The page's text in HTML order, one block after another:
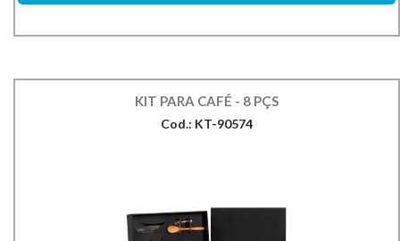
KIT PARA CAFÉ - 8 PÇS
Cod.: KT-90574